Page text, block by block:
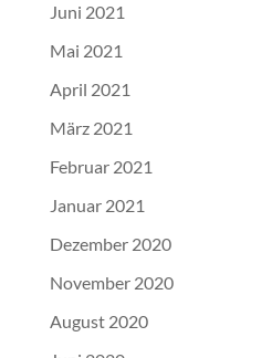
Juni 2021
Mai 2021
April 2021
März 2021
Februar 2021
Januar 2021
Dezember 2020
November 2020
August 2020